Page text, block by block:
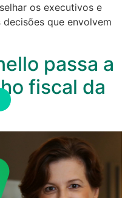
os executivos e
que envolvem
passa a
fiscal da